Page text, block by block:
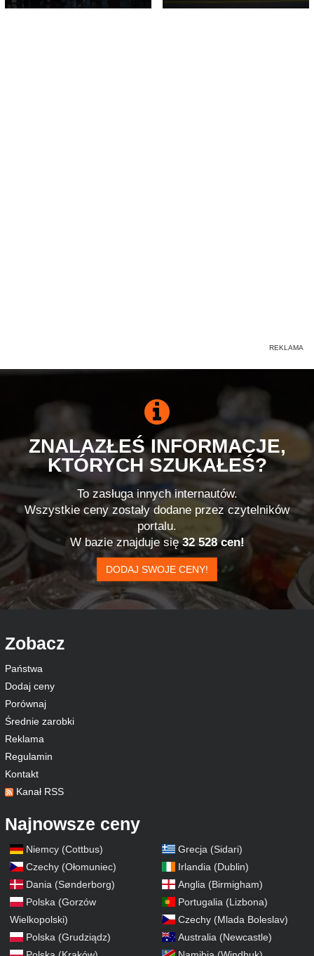
ZNALAZŁEŚ INFORMACJE,
KTÓRYCH SZUKAŁEŚ?
To zasługa innych internautów.
Wszystkie ceny zostały dodane przez czytelników
portalu.
W bazie znajduje się32 528 cen!
DODAJ SWOJE CENY!
Zobacz
Państwa
Dodaj ceny
Porównaj
Średnie zarobki
Reklama
Regulamin
Kontakt
Kanał RSS
Najnowsze ceny
Niemcy (Cottbus)
Czechy (Ołomuniec)
Dania (Sønderborg)
Polska (Gorzów
Wielkopolski)
Polska (Grudziądz)
Grecja (Sidari)
Irlandia (Dublin)
Anglia (Birmigham)
Portugalia (Lizbona)
Czechy (Mlada Boleslav)
Australia (Newcastle)